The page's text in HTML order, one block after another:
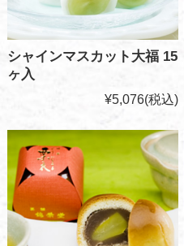
シャインマスカット大福 15
ヶ入
¥5,076(税込)